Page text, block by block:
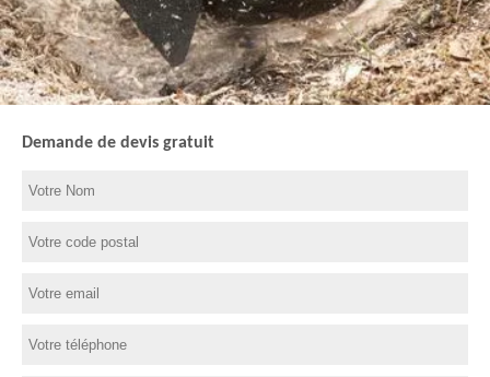
Demande de devis gratuit